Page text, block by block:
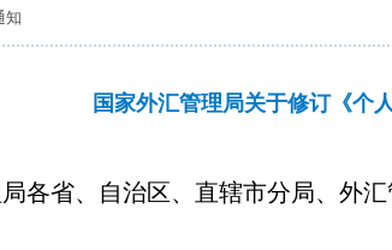
知
国家外汇管理局关于修订《个
各省、自治区、直辖市分局、外